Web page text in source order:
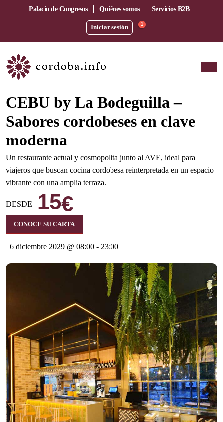
Palacio de Congresos Quiénes somos Servicios B2B
Iniciar sesión 1
CEBU by La Bodeguilla –
Sabores cordobeses en clave
moderna
Un restaurante actual y cosmopolita junto al AVE, ideal para
viajeros que buscan cocina cordobesa reinterpretada en un espacio
vibrante con una amplia terraza.
DESDE 15€
CONOCE SU CARTA
6 diciembre 2029 @ 08:00 - 23:00